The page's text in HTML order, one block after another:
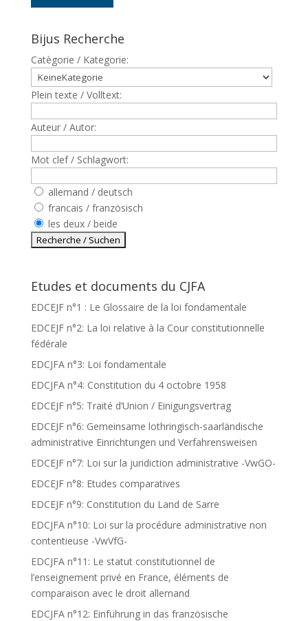
Bijus Recherche
Catègorie / Kategorie:
Plein texte / Volltext:
Auteur / Autor:
Mot clef / Schlagwort:
allemand / deutsch
francais / französisch
les deux / beide
Etudes et documents du CJFA
EDCEJF n°1 : Le Glossaire de la loi fondamentale
EDCEJF n°2: La loi relative à la Cour constitutionnelle
fédérale
EDCJFA n°3: Loi fondamentale
EDCJFA n°4: Constitution du 4 octobre 1958
EDCEJF n°5: Traité d’Union / Einigungsvertrag
EDCEJF n°6: Gemeinsame lothringisch-saarländische
administrative Einrichtungen und Verfahrensweisen
EDCEJF n°7: Loi sur la juridiction administrative -VwGO-
EDCEJF n°8: Etudes comparatives
EDCEJF n°9: Constitution du Land de Sarre
EDCJFA n°10: Loi sur la procédure administrative non
contentieuse -VwVfG-
EDCJFA n°11: Le statut constitutionnel de
l’enseignement privé en France, éléments de
comparaison avec le droit allemand
EDCJFA n°12: Einführung in das französische